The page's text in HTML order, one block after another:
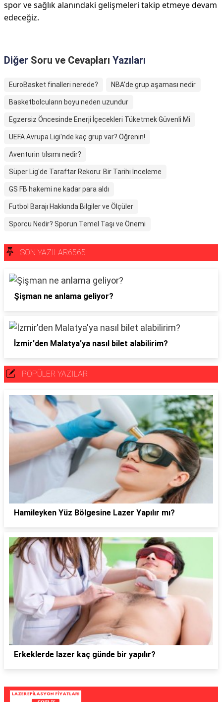
spor ve sağlık alanındaki gelişmeleri takip etmeye devam
edeceğiz.
Diğer Soru ve Cevapları Yazıları
EuroBasket finalleri nerede? NBA'de grup aşaması nedir
Basketbolcuların boyu neden uzundur
Egzersiz Öncesinde Enerji İçecekleri Tüketmek Güvenli Mi
UEFA Avrupa Ligi'nde kaç grup var? Öğrenin!
Aventurin tılsımı nedir?
Süper Lig'de Taraftar Rekoru: Bir Tarihi İnceleme
GS FB hakemi ne kadar para aldı
Futbol Barajı Hakkında Bilgiler ve Ölçüler
Sporcu Nedir? Sporun Temel Taşı ve Önemi
SON YAZILAR6565
Şişman ne anlama geliyor?
İzmir'den Malatya'ya nasıl bilet alabilirim?
POPÜLER YAZILAR
Hamileyken Yüz Bölgesine Lazer Yapılır mı?
Erkeklerde lazer kaç günde bir yapılır?